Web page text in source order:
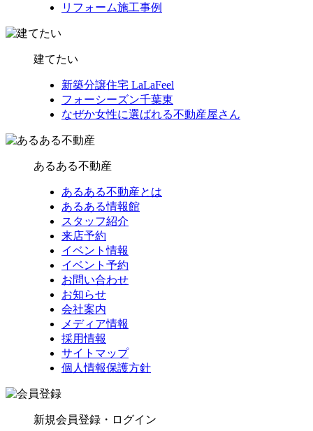
リフォーム施工事例
建てたい
新築分譲住宅 LaLaFeel
フォーシーズン千葉東
なぜか女性に選ばれる不動産屋さん
あるある不動産
あるある不動産とは
あるある情報館
スタッフ紹介
来店予約
イベント情報
イベント予約
お問い合わせ
お知らせ
会社案内
メディア情報
採用情報
サイトマップ
個人情報保護方針
新規会員登録・ログイン